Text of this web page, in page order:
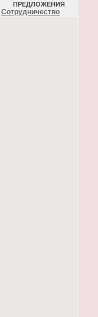
ПРЕДЛОЖЕНИЯ
Cотрудничество